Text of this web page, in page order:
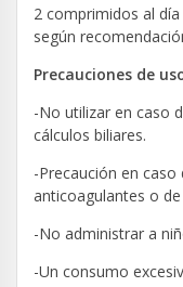
2 comprimidos al
según
Precauciones de
-No utilizar en caso
cálculos biliares.
-Precaución en
anticoagulantes o
-No administrar a
-Un consumo